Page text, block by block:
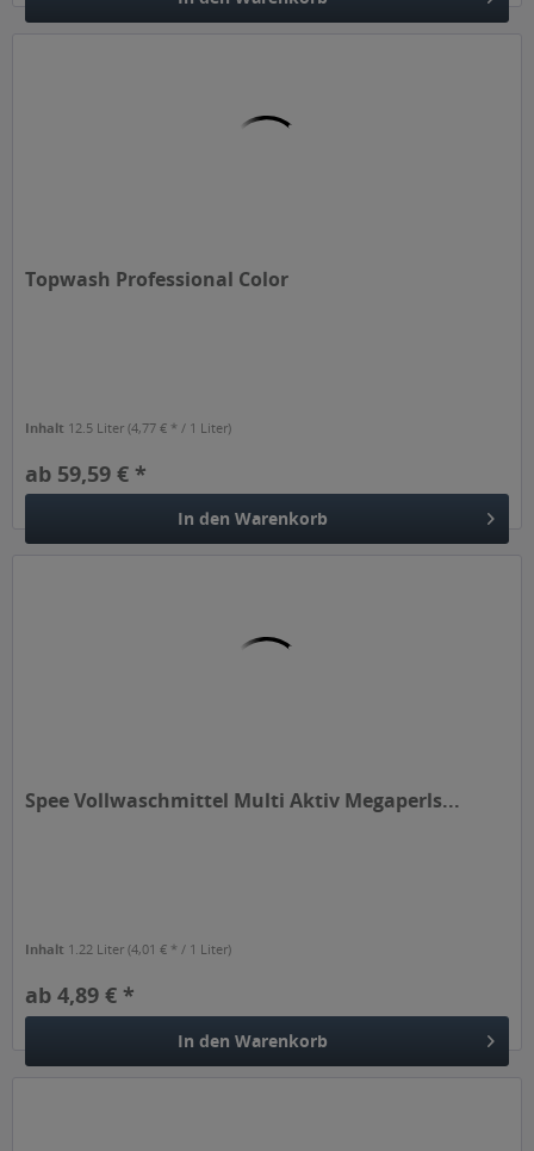
Topwash Professional Color
Inhalt 12.5 Liter(4,77 € * / 1 Liter)
ab 59,59 € *
In den Warenkorb
Spee Vollwaschmittel Multi Aktiv Megaperls...
Inhalt 1.22 Liter(4,01 € * / 1 Liter)
ab 4,89 € *
In den Warenkorb